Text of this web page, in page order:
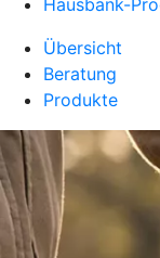
Hausbank-
Übersicht
Beratung
Produkte